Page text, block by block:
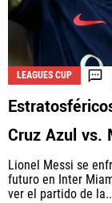
LEAGUES CUP
Cruz Azul vs.
Lionel Messi se
futuro en Inter
ver el partido de